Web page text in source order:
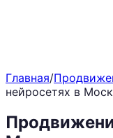
Главная/
нейросетях в